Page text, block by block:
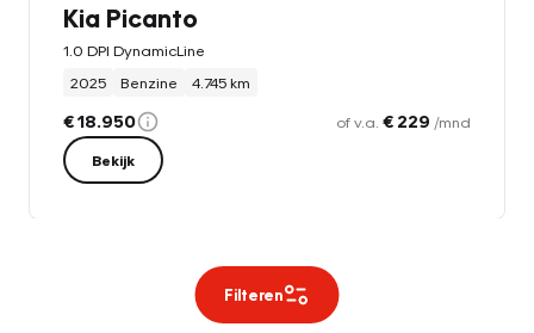
Kia Picanto
1.0 DPI DynamicLine
2025
Benzine 4.745 km
€ 18.950 of v.a. € 229 /mnd
Bekijk
Filteren